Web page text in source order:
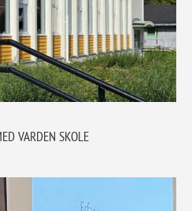
VARDEN SKOLE